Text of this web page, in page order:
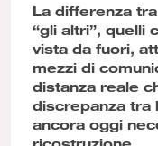
La differenza tra
“gli altri”, quelli
vista da fuori,
mezzi di
distanza reale
discrepanza tra
ancora oggi